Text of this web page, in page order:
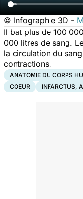
© Infographie 3D -
Il bat plus de 100
000 litres de sang.
la circulation du
contractions.
ANATOMIE DU CORPS
COEUR
INFARCTUS,